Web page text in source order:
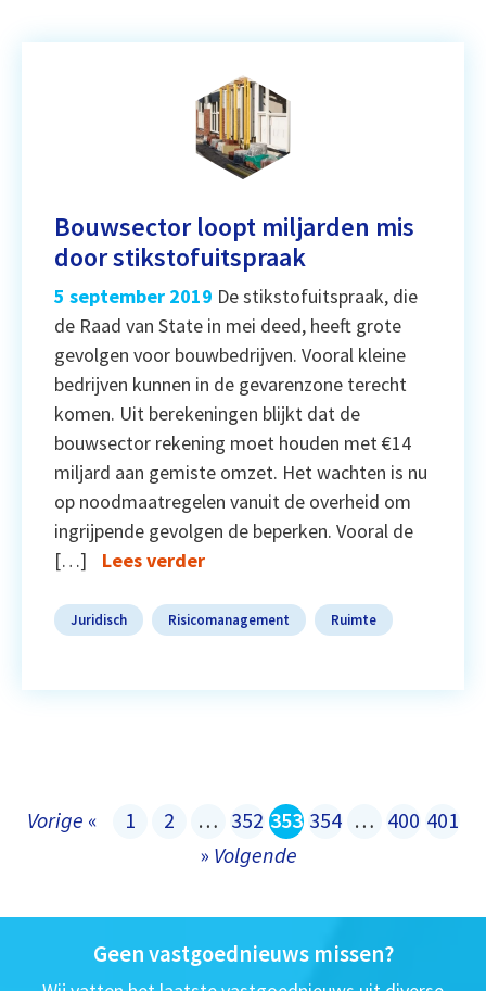
Bouwsector loopt miljarden mis
door stikstofuitspraak
5 september 2019 De stikstofuitspraak, die
de Raad van State in mei deed, heeft grote
gevolgen voor bouwbedrijven. Vooral kleine
bedrijven kunnen in de gevarenzone terecht
komen. Uit berekeningen blijkt dat de
bouwsector rekening moet houden met €14
miljard aan gemiste omzet. Het wachten is nu
op noodmaatregelen vanuit de overheid om
ingrijpende gevolgen de beperken. Vooral de
[…]
Lees verder
Juridisch Risicomanagement Ruimte
Vorige « 1 2 … 352 353 354 … 400 401
» Volgende
Geen vastgoednieuws missen?